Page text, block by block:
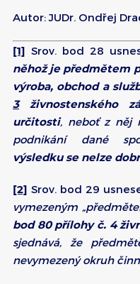
Autor: JUDr. Ondřej
[1] Srov. bod 28
něhož je předmětem
výroba, obchod a
3živnostenského
určitosti, neboť z něj
podnikání dané
výsledku se nelze
[2] Srov. bod 29
vymezeným
bod 80 přílohy č. 4
sjednává, že
nevymezený okruh